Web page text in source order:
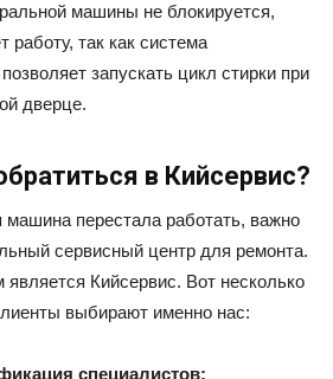
машины не блокируется,
работу, так как система
запускать цикл стирки при
дверце.
в Кийсервис?
перестала работать, важно
сервисный центр для ремонта.
Кийсервис. Вот несколько
выбирают именно нас:
специалистов: